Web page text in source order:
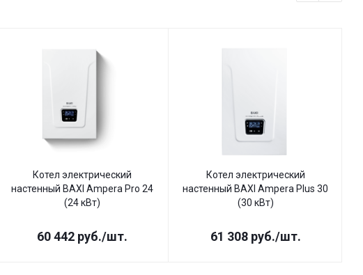
Котел электрический
настенный BAXI Ampera Pro 24
(24 кВт)
60 442руб./шт.
Котел электрический
настенный BAXI Ampera Plus 30
(30 кВт)
61 308руб./шт.